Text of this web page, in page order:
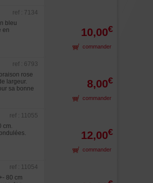
ref : 7134
bleu
en
10,00€
commander
ref : 6793
rose
largeur.
sa bonne
8,00€
commander
ref : 11055
cm.
12,00€
commander
ref : 11054
80 cm